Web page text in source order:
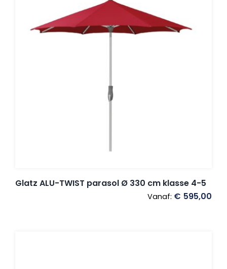
Glatz ALU-TWIST parasol Ø 330 cm klasse 4-5
Vanaf: € 595,00